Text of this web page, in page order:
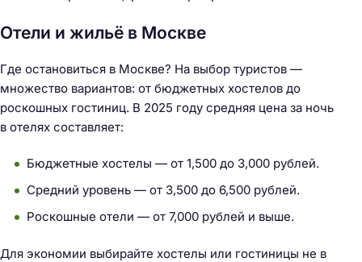
Отели и жильё в Москве
Где остановиться в Москве? На выбор туристов —
множество вариантов: от бюджетных хостелов до
роскошных гостиниц. В 2025 году средняя цена за ночь
в отелях составляет:
Бюджетные хостелы — от 1,500 до 3,000 рублей.
Средний уровень — от 3,500 до 6,500 рублей.
Роскошные отели — от 7,000 рублей и выше.
Для экономии выбирайте хостелы или гостиницы не в